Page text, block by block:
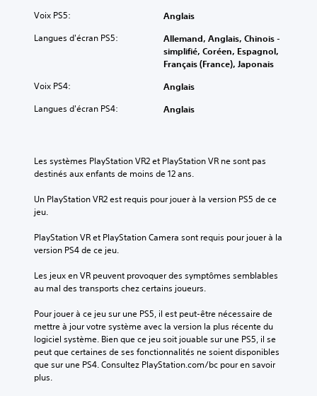
Voix PS5: Anglais
Langues d'écran PS5:
Allemand, Anglais, Chinois -
simplifié, Coréen, Espagnol,
Français (France), Japonais
Voix PS4: Anglais
Langues d'écran PS4: Anglais
Les systèmes PlayStation VR2 et PlayStation VR ne sont pas
destinés aux enfants de moins de 12 ans.
Un PlayStation VR2 est requis pour jouer à la version PS5 de ce
jeu.
PlayStation VR et PlayStation Camera sont requis pour jouer à la
version PS4 de ce jeu.
Les jeux en VR peuvent provoquer des symptômes semblables
au mal des transports chez certains joueurs.
Pour jouer à ce jeu sur une PS5, il est peut-être nécessaire de
mettre à jour votre système avec la version la plus récente du
logiciel système. Bien que ce jeu soit jouable sur une PS5, il se
peut que certaines de ses fonctionnalités ne soient disponibles
que sur une PS4. Consultez PlayStation.com/bc pour en savoir
plus.